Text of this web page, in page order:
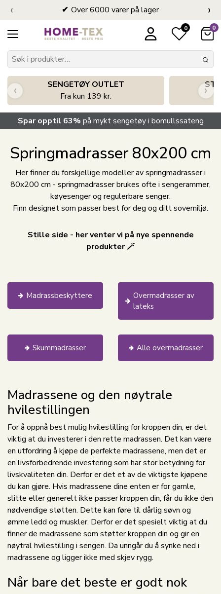
Over 6000 varer på lager
‹ ›
0 0
SENGETØY OUTLET
Fra kun 139 kr.
‹ ›
Spar opptil 63% på mykt sengetøy i bomullssateng
Springmadrasser 80x200 cm
Her finner du forskjellige modeller av springmadrasser i
80x200 cm - springmadrasser brukes ofte i sengerammer,
køyesenger og regulerbare senger.
Finn designet som passer best for deg og ditt sovemiljø.
Stille side - her venter vi på nye spennende
produkter 🪄
Madrassbeskyttere
Overmadrasser av
lateks
Skummadrasser Alle overmadrasser
Madrassene og den nøytrale
hvilestillingen
For å oppnå best mulig hvilestilling for kroppen din, er det
viktig at du investerer i den rette madrassen. Det kan være
en utfordring å kjøpe de perfekte madrassene, men det er
en livsforbedrende investering som har stor betydning for
livskvaliteten din. Derfor er det et av de viktigste kjøpene
du kan gjøre. Hvis madrassene dine enten er for gamle,
slitte eller generelt ikke passer kroppen din, får du ikke den
nødvendige støtten. Dette kan føre til dårlig søvn og
ømme ledd og muskler. Derfor er det spesielt viktig at du
finner de madrassene som støtter kroppen din og gir en
nøytral hvilestilling i sengen. Da unngår du å synke ned i
madrassene og ligger ikke med skjev rygg.
Når bare det beste er godt nok